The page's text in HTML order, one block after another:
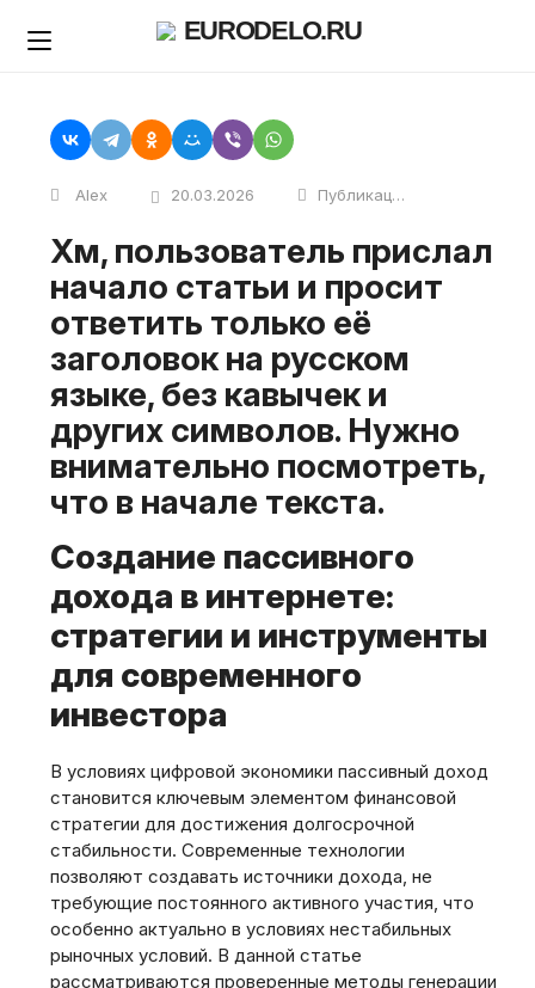
EURODELO.RU
Alex 20.03.2026 Публикации
Хм, пользователь прислал
начало статьи и просит
ответить только её
заголовок на русском
языке, без кавычек и
других символов. Нужно
внимательно посмотреть,
что в начале текста.
Создание пассивного
дохода в интернете:
стратегии и инструменты
для современного
инвестора
В условиях цифровой экономики пассивный доход
становится ключевым элементом финансовой
стратегии для достижения долгосрочной
стабильности. Современные технологии
позволяют создавать источники дохода, не
требующие постоянного активного участия, что
особенно актуально в условиях нестабильных
рыночных условий. В данной статье
рассматриваются проверенные методы генерации